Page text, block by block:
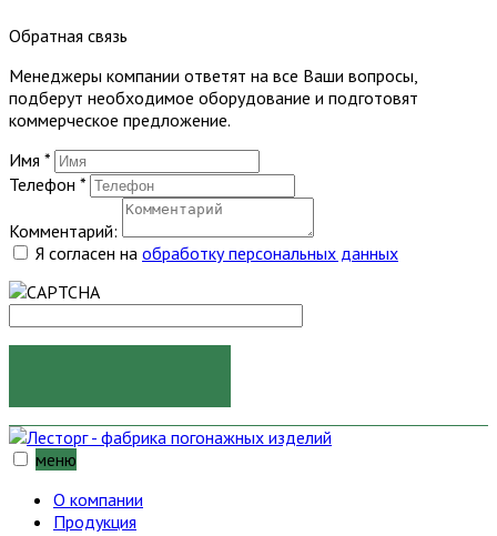
Обратная связь
Менеджеры компании ответят на все Ваши вопросы,
подберут необходимое оборудование и подготовят
коммерческое предложение.
Имя *
Телефон *
Комментарий:
Я согласен на обработку персональных данных
меню
О компании
Продукция